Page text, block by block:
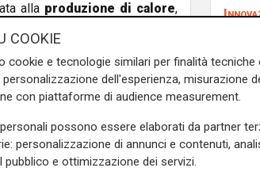
alla produzione di calore,
Questo dato evidenzia
per la transizione ecologica,
e, a livello locale, emissioni
favoriscono la
e consentono a
della rete elettrica
alle esigenze della rete può
la
COOKIE
cookie e tecnologie similari per finalità
personalizzazione dell'esperienza, misurazione
con piattaforme di audience measurement.
possono essere elaborati da partner
personalizzazione di annunci e contenuti,
pubblico e ottimizzazione dei servizi.